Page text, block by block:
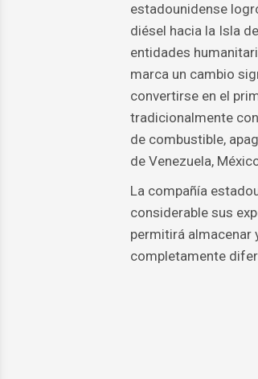
estadounidense
diésel hacia la Isla
entidades
marca un cambio
convertirse en el
tradicionalmente
de combustible,
de Venezuela,
La compañía
considerable sus
permitirá almacenar
completamente